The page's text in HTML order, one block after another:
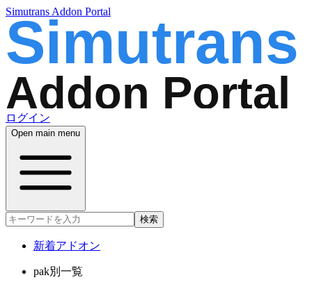
Simutrans Addon Portal
ログイン
Open main menu
検索
新着アドオン
pak別一覧